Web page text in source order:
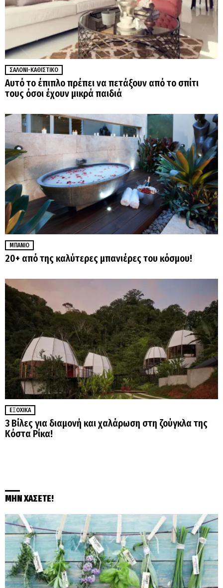
ΣΑΛΌΝΙ-ΚΑΘΙΣΤΙΚΌ
Αυτό το έπιπλο πρέπει να πετάξουν από το σπίτι
τους όσοι έχουν μικρά παιδιά
ΜΠΆΝΙΟ
20+ από της καλύτερες μπανιέρες του κόσμου!
ΕΞΟΧΙΚΆ
3 Βίλες για διαμονή και χαλάρωση στη ζούγκλα της
Κόστα Ρίκα!
ΜΗΝ ΧΑΣΕΤΕ!